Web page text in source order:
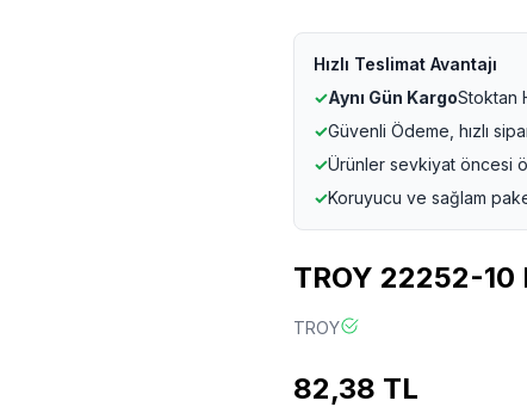
Hızlı Teslimat Avantajı
✓Aynı Gün KargoStoktan
✓Güvenli Ödeme, hızlı
✓Ürünler sevkiyat öncesi
✓Koruyucu ve sağlam
TROY 22252-
TROY
82,38 TL